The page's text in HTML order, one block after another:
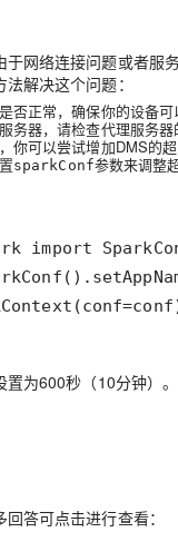
网络连接问题或者服
解决这个问题：
否正常，确保你的设备可
务器，请检查代理服务器
你可以尝试增加DMS的
sparkConf参数来调整
置为600秒（10分钟）
答可点击进行查看：